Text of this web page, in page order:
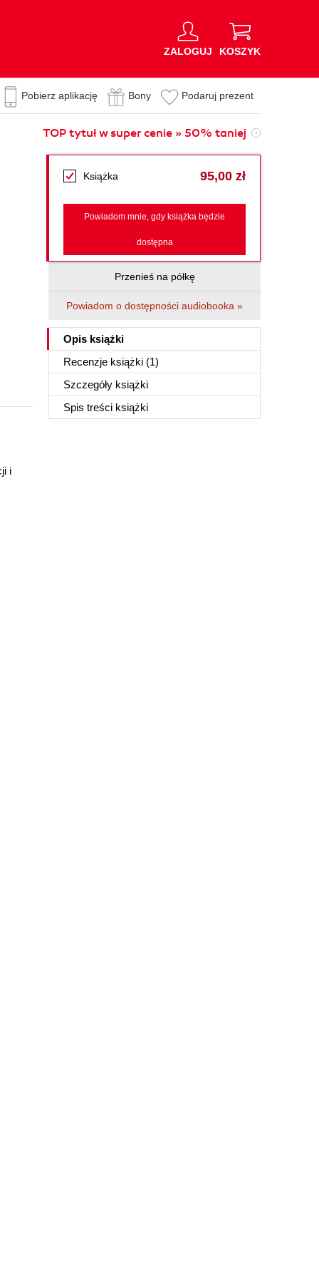
ZALOGUJ KOSZYK
Pobierz aplikację Bony Podaruj prezent
TOP tytuł w super cenie » 50% taniej
Książka 95,00 zł
Powiadom mnie, gdy książka będzie
dostępna
Przenieś na półkę
Powiadom o dostępności audiobooka »
Opis książki
Recenzje książki (1)
Szczegóły książki
Spis treści książki
i